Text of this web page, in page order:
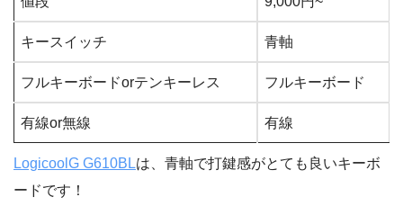
キースイッチ 青軸
フルキーボードorテンキーレス フルキーボード
有線or無線 有線
LogicoolG G610BLは、青軸で打鍵感がとても良いキーボ
ードです！